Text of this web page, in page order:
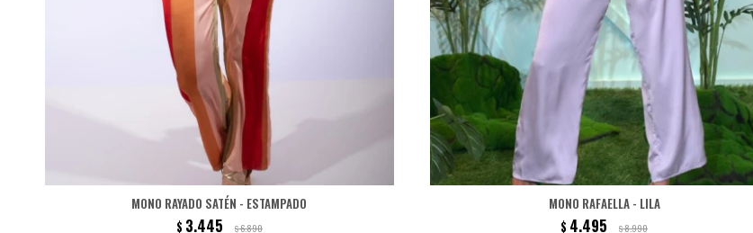
MONO RAYADO SATÉN - ESTAMPADO
$ 3.445 $6.890
MONO RAFAELLA - LILA
$ 4.495 $8.990